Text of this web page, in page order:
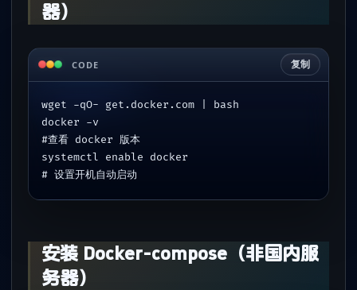
器）
CODE 复制
wget -qO- get.docker.com | bash
docker -v
#查看 docker 版本
systemctl enable docker
# 设置开机自动启动
安装 Docker-compose（非国内服
务器）